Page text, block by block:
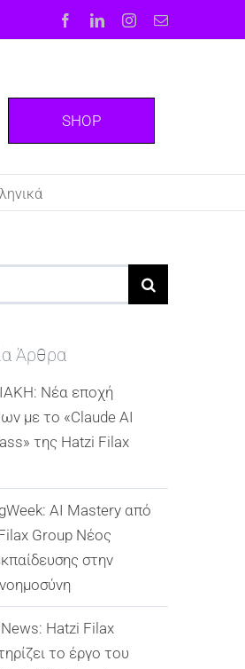
FacebookLinkedInInstagram
Email
SHOP
Άρθρα
Νέα εποχή
με το «Claude AI
της Hatzi Filax
AI Mastery από
Group Νέος
στην
Hatzi Filax
το έργο του